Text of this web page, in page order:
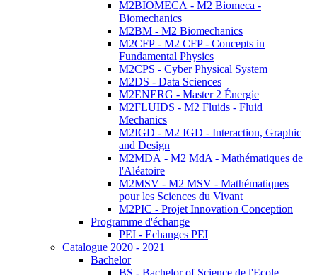
M2BIOMECA - M2 Biomeca -
Biomechanics
M2BM - M2 Biomechanics
M2CFP - M2 CFP - Concepts in
Fundamental Physics
M2CPS - Cyber Physical System
M2DS - Data Sciences
M2ENERG - Master 2 Énergie
M2FLUIDS - M2 Fluids - Fluid
Mechanics
M2IGD - M2 IGD - Interaction, Graphic
and Design
M2MDA - M2 MdA - Mathématiques de
l'Aléatoire
M2MSV - M2 MSV - Mathématiques
pour les Sciences du Vivant
M2PIC - Projet Innovation Conception
Programme d'échange
PEI - Echanges PEI
Catalogue 2020 - 2021
Bachelor
BS - Bachelor of Science de l'Ecole